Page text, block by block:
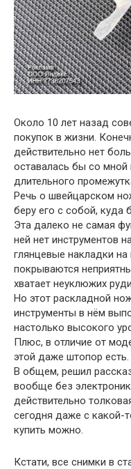
Около 10 лет назад
покупок в жизни.
действительно нет
оставалась бы со мной
длительного
Речь о швейцарском
беру его с собой, куда
Эта далеко не самая
ней нет инструментов
глянцевые накладки
покрываются
хватает неуклюжих
Но этот раскладной
инструменты в нём
настолько высокого
Плюс, в отличие от
этой даже штопор есть.
В общем, решил
вообще без
действительно
сегодня даже с какой-
купить можно.
Кстати, все снимки в